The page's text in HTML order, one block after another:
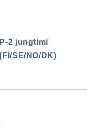
2 jungtimi
SE/NO/DK)
kad
pageidavimų
išsaugotas